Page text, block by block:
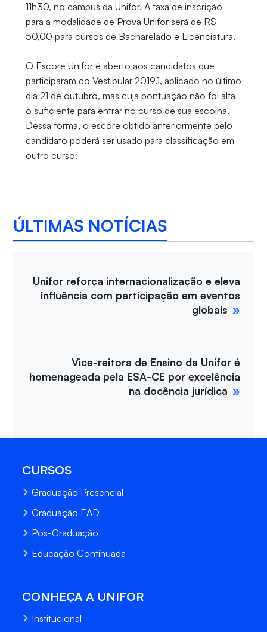
11h30, no campus da Unifor. A taxa de inscrição
para a modalidade de Prova Unifor será de R$
50,00 para cursos de Bacharelado e Licenciatura.
O Escore Unifor é aberto aos candidatos que
participaram do Vestibular 2019.1, aplicado no último
dia 21 de outubro, mas cuja pontuação não foi alta
o suficiente para entrar no curso de sua escolha.
Dessa forma, o escore obtido anteriormente pelo
candidato poderá ser usado para classificação em
outro curso.
ÚLTIMAS NOTÍCIAS
Unifor reforça internacionalização e eleva
influência com participação em eventos
globais
Vice-reitora de Ensino da Unifor é
homenageada pela ESA-CE por excelência
na docência jurídica
CURSOS
Graduação Presencial
Graduação EAD
Pós-Graduação
Educação Continuada
CONHEÇA A UNIFOR
Institucional